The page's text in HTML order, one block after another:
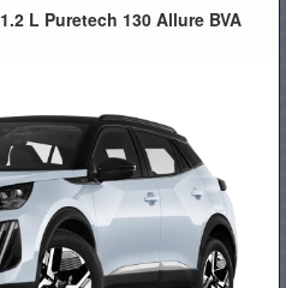
1.2 L Puretech 130 Allure BVA